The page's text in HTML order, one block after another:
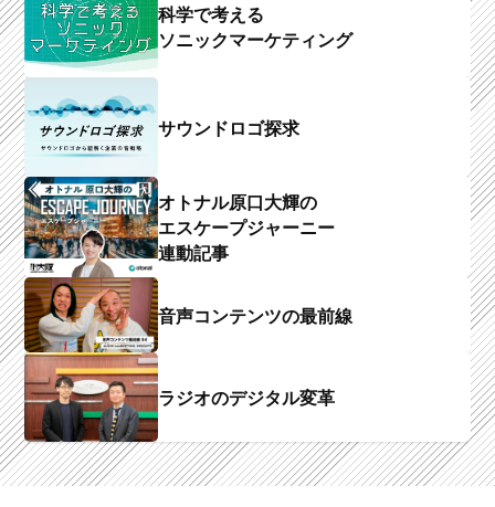
科学で考える
ソニックマーケティング
サウンドロゴ探求
オトナル原口大輝の
エスケープジャーニー
連動記事
音声コンテンツの最前線
ラジオのデジタル変革